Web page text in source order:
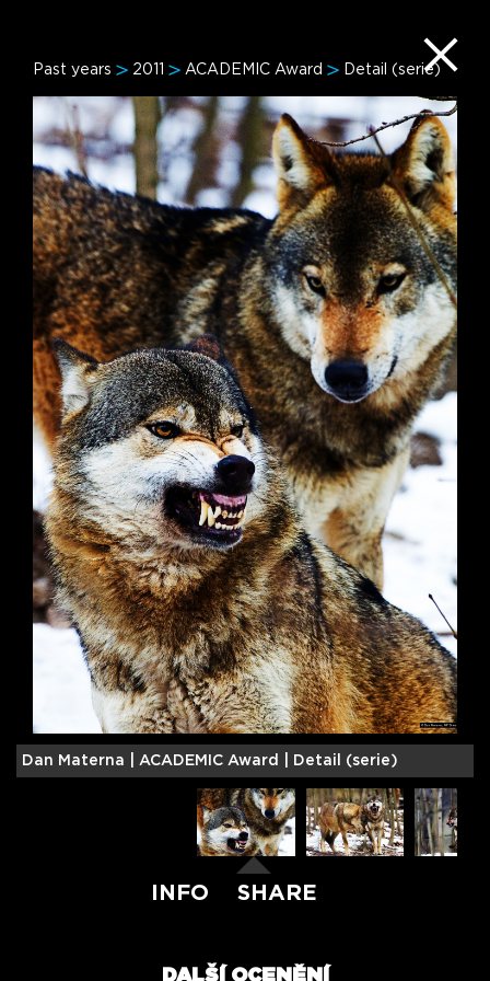
Past years 2011 ACADEMIC Award Detail (serie)
Dan Materna | ACADEMIC Award | Detail (serie)
INFO SHARE
DALŠÍ OCENĚNÍ